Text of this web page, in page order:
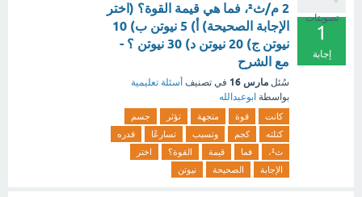
تصويتات
1
إجابة
2 م/ث²، فما هي قيمة القوة؟ (اختر
الإجابة الصحيحة) أ) 5 نيوتن ب) 10
نيوتن ج) 20 نيوتن د) 30 نيوتن ؟ -
مع الشرح
سُئل مارس 16 في تصنيف أسئلة تعليمية
بواسطة ابوعبدالله
كانت قوة متجهة تؤثر
جسم
كتلته
كجم وتسبب تسارعًا
قدره
ث²،
فما قيمة القوة؟
اختر
الإجابة
الصحيحة نيوتن